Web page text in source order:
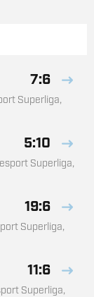
7:6
Superliga,
5:10
Superliga,
19:6
Superliga,
11:6
Superliga,